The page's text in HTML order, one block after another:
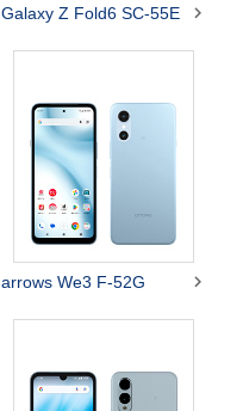
Galaxy Z Fold6 SC-55E 
arrows We3 F-52G 